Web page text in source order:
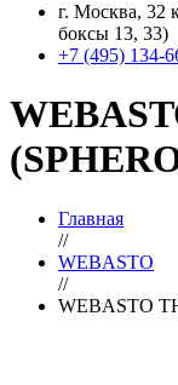
г. Москва,
боксы 13, 33)
+7 (495) 134-
Главная
//
WEBASTO
//
WEBASTO